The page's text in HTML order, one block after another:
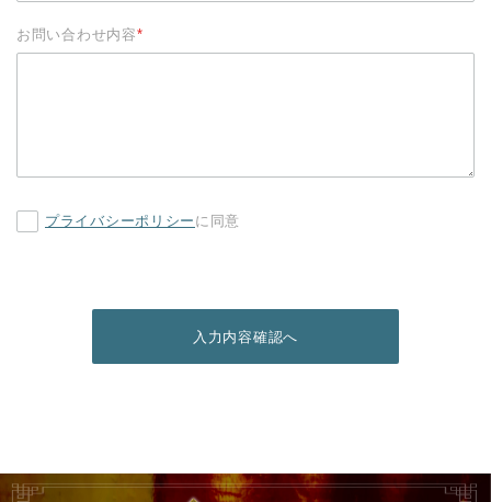
お問い合わせ内容*
プライバシーポリシー に同意
入力内容確認へ